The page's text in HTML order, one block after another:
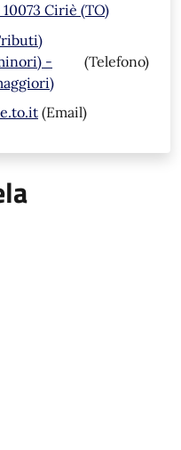
Ciriè (TO)
-
(Telefono)
(Email)